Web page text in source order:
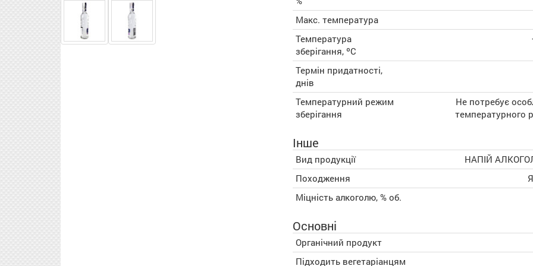
Макс. температура
Температура
зберігання, ºC
Термін придатності,
днів
Температурний режим
зберігання
Не потребує
температурного
Інше
Вид продукції
НАПІЙ
Походження
Міцність алкоголю, % об.
Основні
Органічний продукт
Підходить вегетаріанцям